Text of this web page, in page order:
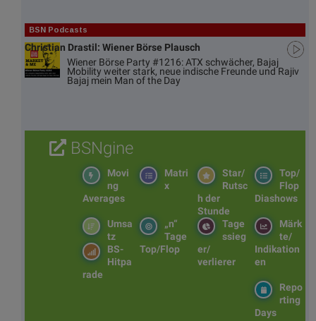
BSN Podcasts
Christian Drastil: Wiener Börse Plausch
Wiener Börse Party #1216: ATX schwächer, Bajaj
Mobility weiter stark, neue indische Freunde und Rajiv
Bajaj mein Man of the Day
BSNgine
Top/
Flop
Diashows
Star/
Rutsc
h der
Stunde
Matri
x
Movi
ng
Averages
Märk
te/
Indikation
en
Tage
ssieg
er/
verlierer
„n“
Tage
Top/Flop
Umsa
tz
BS-
Hitpa
rade
Repo
rting
Days